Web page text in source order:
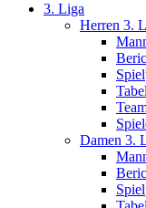
3. Liga
Herren 3.
Damen 3.